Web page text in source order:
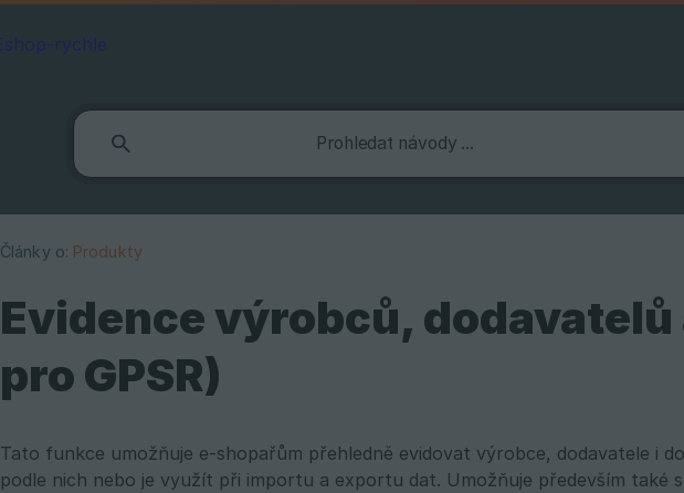
Články o: Produkty
Evidence výrobců, dodavatelů
pro GPSR)
Tato funkce umožňuje e-shopařům přehledně evidovat výrobce, dodavatele i
podle nich nebo je využít při importu a exportu dat. Umožňuje především také